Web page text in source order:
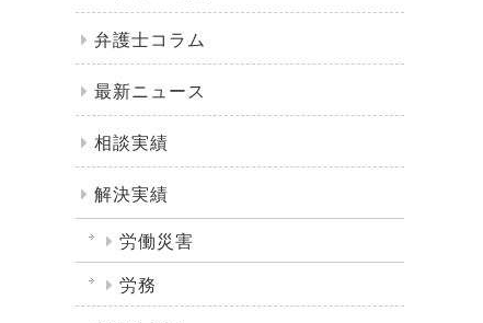
弁護士コラム
最新ニュース
相談実績
解決実績
労働災害
労務